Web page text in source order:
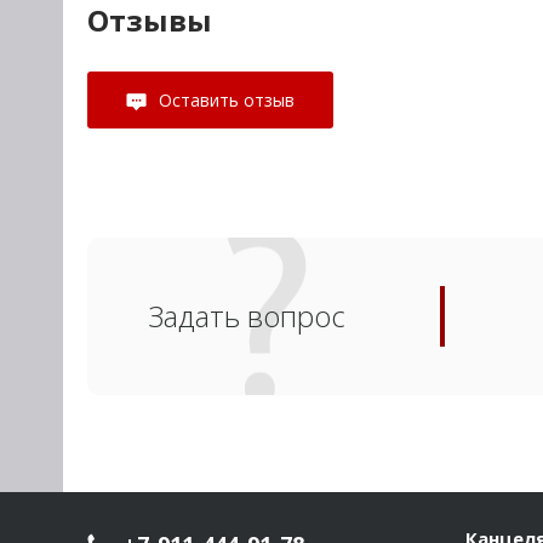
Отзывы
Оставить отзыв
Задать вопрос